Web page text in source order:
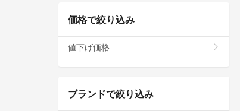
価格で絞り込み
値下げ価格
ブランドで絞り込み